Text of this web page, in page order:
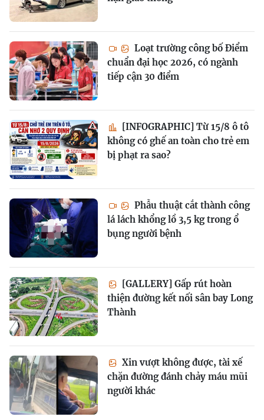
Loạt trường công bố Điểm
chuẩn đại học 2026, có ngành
tiếp cận 30 điểm
[INFOGRAPHIC] Từ 15/8 ô tô
không có ghế an toàn cho trẻ em
bị phạt ra sao?
Phẫu thuật cắt thành công
lá lách khổng lồ 3,5 kg trong ổ
bụng người bệnh
[GALLERY] Gấp rút hoàn
thiện đường kết nối sân bay Long
Thành
Xin vượt không được, tài xế
chặn đường đánh chảy máu mũi
người khác